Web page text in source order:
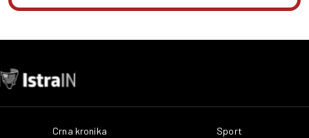
Crna kronika Sport